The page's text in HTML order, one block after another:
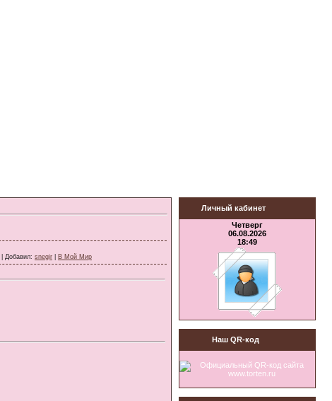
Добавил: snegir В Мой Мир
Личный кабинет
Четверг
06.08.2026
18:49
Наш QR-код